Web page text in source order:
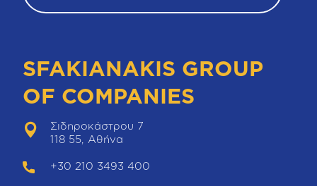
SFAKIANAKIS GROUP
OF COMPANIES
Σιδηροκάστρου 7
118 55, Αθήνα
+30 210 3493 400